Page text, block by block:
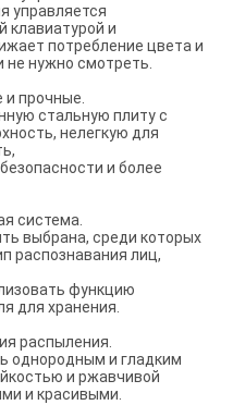
управляется
клавиатурой и
потребление цвета и
не нужно смотреть.
прочные.
стальную плиту с
нелегкую для
и более
система.
выбрана, среди которых
распознавания лиц,
функцию
для хранения.
распыления.
однородным и гладким
и ржавчивой
и красивыми.